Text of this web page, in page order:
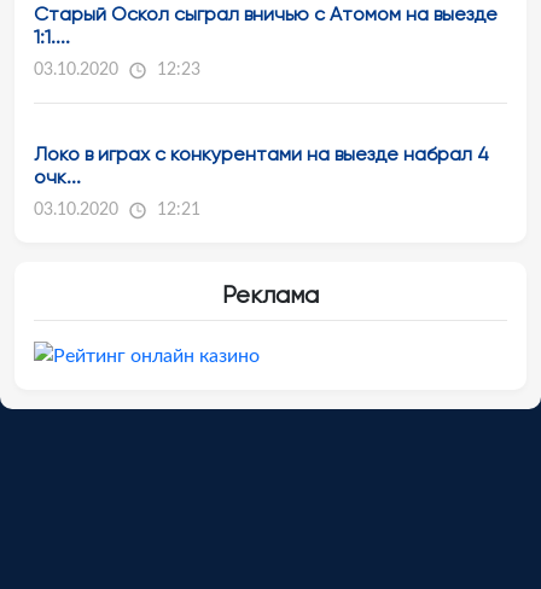
Старый Оскол сыграл вничью с Атомом на выезде
1:1....
03.10.2020 12:23
Локо в играх с конкурентами на выезде набрал 4
очк...
03.10.2020 12:21
Реклама